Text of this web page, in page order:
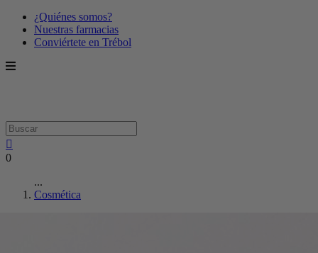
¿Quiénes somos?
Nuestras farmacias
Conviértete en Trébol
0
...
Cosmética